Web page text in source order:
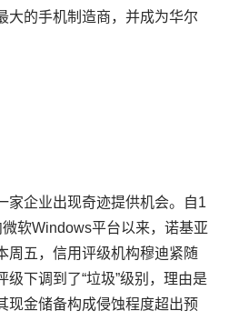
大的手机制造商，并成为华尔
家企业出现奇迹提供机会。自1
软Windows平台以来，诺基亚
周五，信用评级机构穆迪紧随
下调到了“垃圾”级别，理由是
现金储备构成侵蚀程度超出预